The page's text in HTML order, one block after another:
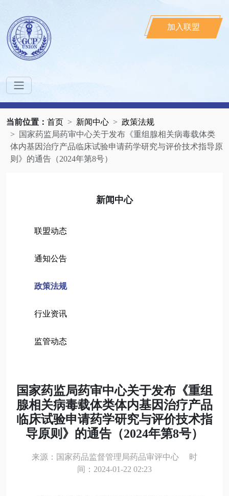
加入联盟
当前位置： 首页 新闻中心
政策法规
国家药监局药审中心关于发布《重组腺相关病毒载体类
体内基因治疗产品临床试验申请药学研究与评价技术指导原
则》的通告（2024年第8号）
新闻中心
联盟动态
通知公告
政策法规
行业资讯
监管动态
国家药监局药审中心关于发布《重组
腺相关病毒载体类体内基因治疗产品
临床试验申请药学研究与评价技术指
导原则》的通告（2024年第8号）
来源：国家药品监督管理局药品审评中心 时
间：2024-01-22 02:23